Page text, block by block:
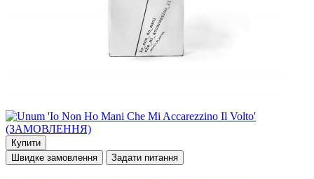
Купити
Швидке замовлення
Задати питання